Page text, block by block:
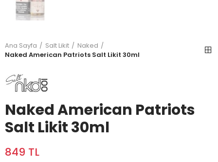
Ana Sayfa Salt Likit
Naked
Naked American Patriots Salt Likit 30ml
Naked American Patriots
Salt Likit 30ml
849 TL